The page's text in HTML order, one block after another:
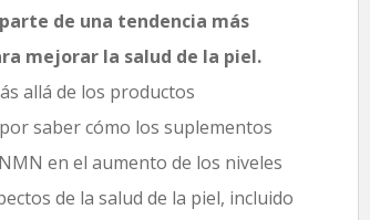
de una tendencia más
mejorar la salud de la piel.
allá de los productos
saber cómo los suplementos
en el aumento de los niveles
de la salud de la piel, incluido